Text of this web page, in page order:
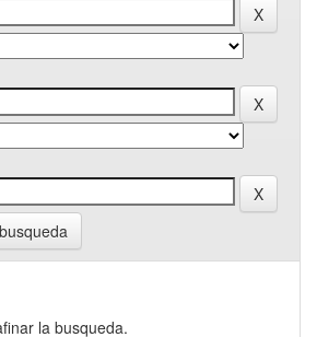
la busqueda.